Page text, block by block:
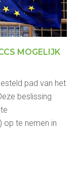
MOGELIJK
pad van het
beslissing
op te nemen in